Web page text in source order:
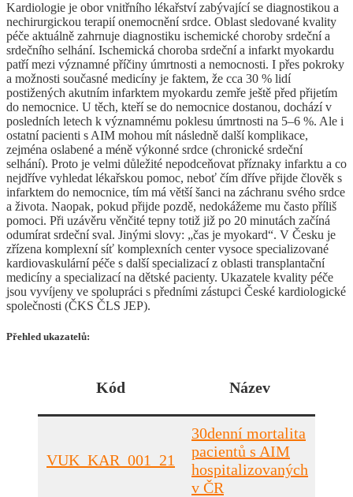
Kardiologie je obor vnitřního lékařství zabývající se diagnostikou a
nechirurgickou terapií onemocnění srdce. Oblast sledované kvality
péče aktuálně zahrnuje diagnostiku ischemické choroby srdeční a
srdečního selhání. Ischemická choroba srdeční a infarkt myokardu
patří mezi významné příčiny úmrtnosti a nemocnosti. I přes pokroky
a možnosti současné medicíny je faktem, že cca 30 % lidí
postižených akutním infarktem myokardu zemře ještě před přijetím
do nemocnice. U těch, kteří se do nemocnice dostanou, dochází v
posledních letech k významnému poklesu úmrtnosti na 5–6 %. Ale i
ostatní pacienti s AIM mohou mít následně další komplikace,
zejména oslabené a méně výkonné srdce (chronické srdeční
selhání). Proto je velmi důležité nepodceňovat příznaky infarktu a co
nejdříve vyhledat lékařskou pomoc, neboť čím dříve přijde člověk s
infarktem do nemocnice, tím má větší šanci na záchranu svého srdce
a života. Naopak, pokud přijde pozdě, nedokážeme mu často příliš
pomoci. Při uzávěru věnčité tepny totiž již po 20 minutách začíná
odumírat srdeční sval. Jinými slovy: „čas je myokard“. V Česku je
zřízena komplexní síť komplexních center vysoce specializované
kardiovaskulární péče s další specializací z oblasti transplantační
medicíny a specializací na dětské pacienty. Ukazatele kvality péče
jsou vyvíjeny ve spolupráci s předními zástupci České kardiologické
společnosti (ČKS ČLS JEP).
Přehled ukazatelů:
Kód Název
VUK_KAR_001_21
30denní mortalita
pacientů s AIM
hospitalizovaných
v ČR